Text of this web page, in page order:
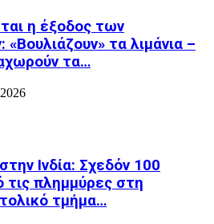
η έξοδος των
«Βουλιάζουν» τα λιμάνια –
τα…
Ινδία: Σχεδόν 100
τις πλημμύρες στη
τμήμα…